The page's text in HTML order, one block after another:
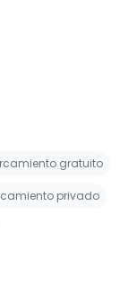
gratuito
privado